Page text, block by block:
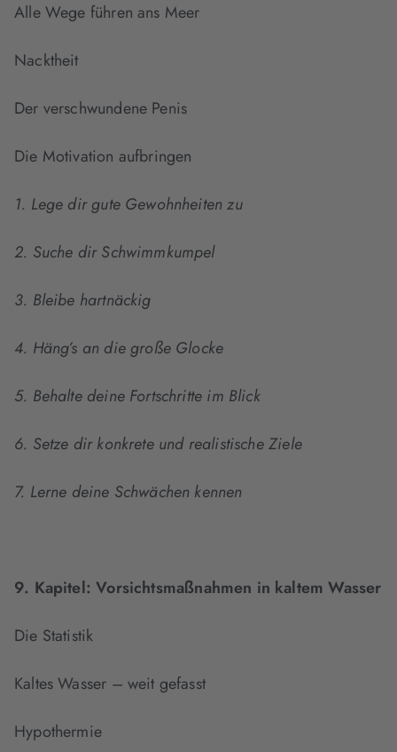
Alle Wege führen ans Meer
Nacktheit
Der verschwundene Penis
Die Motivation aufbringen
1. Lege dir gute Gewohnheiten zu
2. Suche dir Schwimmkumpel
3. Bleibe hartnäckig
4. Häng’s an die große Glocke
5. Behalte deine Fortschritte im Blick
6. Setze dir konkrete und realistische Ziele
7. Lerne deine Schwächen kennen
9. Kapitel:Vorsichtsmaßnahmen in kaltem Wasser
Die Statistik
Kaltes Wasser – weit gefasst
Hypothermie